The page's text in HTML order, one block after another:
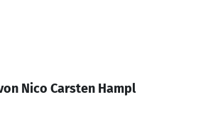
Nico Carsten Hampl